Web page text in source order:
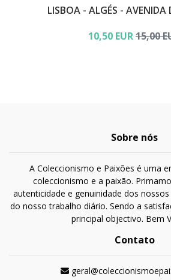
LISBOA - ALGÉS - AVENIDA
10,50 EUR15,00
Sobre nós
A Coleccionismo e Paixões é uma
coleccionismo e a paixão.
autenticidade e genuinidade dos
do nosso trabalho diário. Sendo a
principal objectivo. Bem
Contato